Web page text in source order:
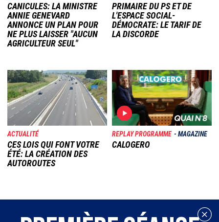
CANICULES: LA MINISTRE
ANNIE GENEVARD
ANNONCE UN PLAN POUR
NE PLUS LAISSER "AUCUN
AGRICULTEUR SEUL"
PRIMAIRE DU PS ET DE
L'ESPACE SOCIAL-
DÉMOCRATE: LE TARIF DE
LA DISCORDE
Image
ACTUALITÉ
CES LOIS QUI FONT VOTRE
ÉTÉ: LA CRÉATION DES
AUTOROUTES
Image
REPLAY PROGRAMME MAGAZINE
CALOGERO